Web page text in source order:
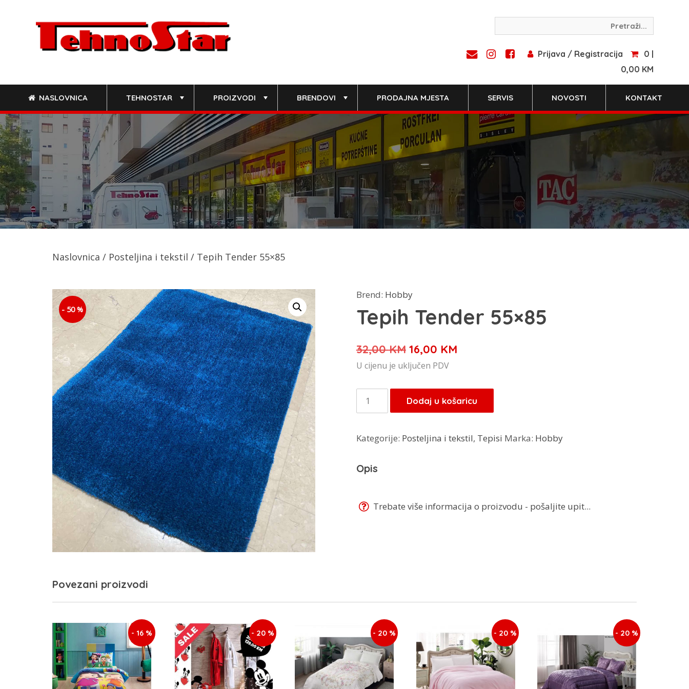
Prijava / Registracija
0 |
0,00 KM
NASLOVNICA TEHNOSTAR PROIZVODI BRENDOVI PRODAJNA MJESTA SERVIS NOVOSTI KONTAKT
Naslovnica / Posteljina i tekstil / Tepih Tender 55×85
- 50 %
Brend: Hobby
Tepih Tender 55×85
32,00KM Izvorna
cijena
je:
32,00 KM.
16,00 KMTrenutna
16,00 KM.
U cijenu je uključen PDV
Tepih
Tender
količina
Dodaj u košaricu
Kategorije: Posteljina i tekstil, Tepisi Marka: Hobby
Opis
Trebate više informacija o proizvodu - pošaljite upit...
Povezani proizvodi
- 16 % - 20 % - 20 % - 20 % - 20 %